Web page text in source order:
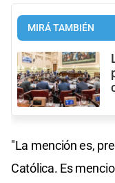
MIRÁ TAMBIÉN
"La mención es,
Católica. Es